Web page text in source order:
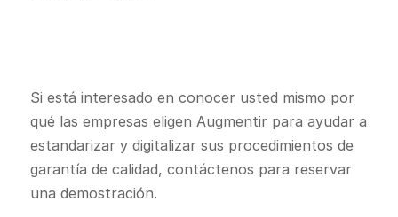
Si está interesado en conocer usted mismo por
qué las empresas eligen Augmentir para ayudar a
estandarizar y digitalizar sus procedimientos de
garantía de calidad, contáctenos para reservar
una demostración.